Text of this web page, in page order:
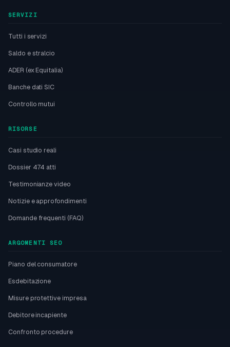
SERVIZI
Tutti i servizi
Saldo e stralcio
ADER (ex Equitalia)
Banche dati SIC
Controllo mutui
RISORSE
Casi studio reali
Dossier 474 atti
Testimonianze video
Notizie e approfondimenti
Domande frequenti (FAQ)
ARGOMENTI SEO
Piano del consumatore
Esdebitazione
Misure protettive impresa
Debitore incapiente
Confronto procedure